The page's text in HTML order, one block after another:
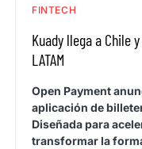
FINTECH
Kuady llega a Chile
LATAM
Open Payment
aplicación de
Diseñada para
transformar la